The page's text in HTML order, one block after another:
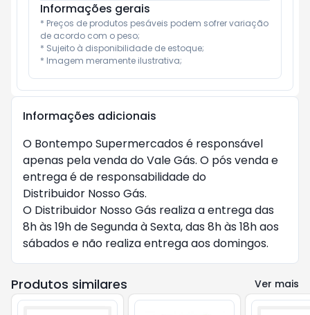
Informações gerais
* Preços de produtos pesáveis podem sofrer variação
de acordo com o peso;
* Sujeito à disponibilidade de estoque;
* Imagem meramente ilustrativa;
Informações adicionais
O Bontempo Supermercados é responsável
apenas pela venda do Vale Gás. O pós venda e
entrega é de responsabilidade do
Distribuidor Nosso Gás.
O Distribuidor Nosso Gás realiza a entrega das
8h às 19h de Segunda à Sexta, das 8h às 18h aos
sábados e não realiza entrega aos domingos.
Produtos similares Ver mais